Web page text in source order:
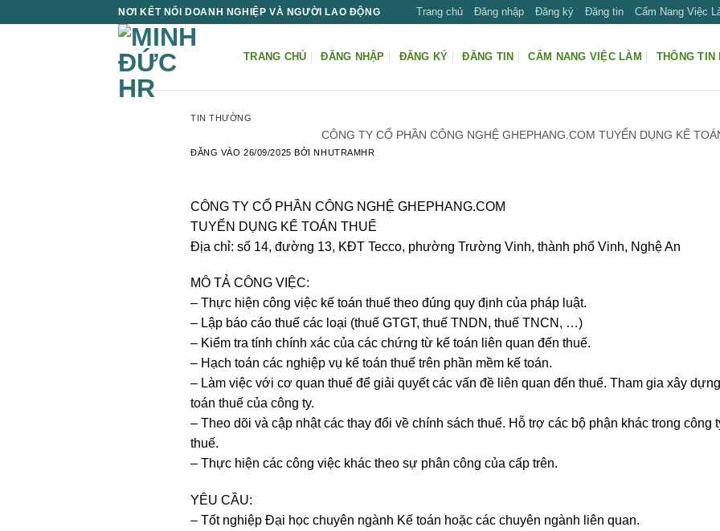
NƠI KẾT NỐI DOANH NGHIỆP VÀ NGƯỜI LAO ĐỘNG Trang chủ Đăng nhập Đăng ký Đăng tin Cẩm Nang Việc
TRANG CHỦ ĐĂNG NHẬP ĐĂNG KÝ ĐĂNG TIN CẨM NANG VIỆC LÀM THÔNG TIN
TIN THƯỜNG
CÔNG TY CỔ PHẦN CÔNG NGHỆ GHEPHANG.COM TUYỂN DỤNG KẾ
ĐĂNG VÀO26/09/2025 BỞINHUTRAMHR
CÔNG TY CỔ PHẦN CÔNG NGHỆ GHEPHANG.COM
TUYỂN DỤNG KẾ TOÁN THUẾ
Địa chỉ: số 14, đường 13, KĐT Tecco, phường Trường Vinh, thành phố Vinh, Nghệ An
MÔ TẢ CÔNG VIỆC:
– Thực hiện công việc kế toán thuế theo đúng quy định của pháp luật.
– Lập báo cáo thuế các loại (thuế GTGT, thuế TNDN, thuế TNCN, …)
– Kiểm tra tính chính xác của các chứng từ kế toán liên quan đến thuế.
– Hạch toán các nghiệp vụ kế toán thuế trên phần mềm kế toán.
– Làm việc với cơ quan thuế để giải quyết các vấn đề liên quan đến thuế. Tham gia xây
toán thuế của công ty.
– Theo dõi và cập nhật các thay đổi về chính sách thuế. Hỗ trợ các bộ phận khác trong công
thuế.
– Thực hiện các công việc khác theo sự phân công của cấp trên.
YÊU CẦU:
– Tốt nghiệp Đại học chuyên ngành Kế toán hoặc các chuyên ngành liên quan.